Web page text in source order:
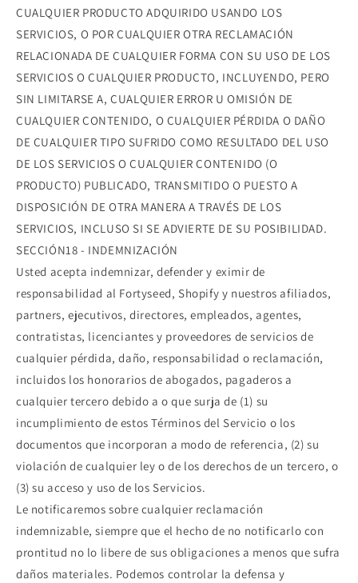
CUALQUIER PRODUCTO ADQUIRIDO USANDO LOS
SERVICIOS, O POR CUALQUIER OTRA RECLAMACIÓN
RELACIONADA DE CUALQUIER FORMA CON SU USO DE LOS
SERVICIOS O CUALQUIER PRODUCTO, INCLUYENDO, PERO
SIN LIMITARSE A, CUALQUIER ERROR U OMISIÓN DE
CUALQUIER CONTENIDO, O CUALQUIER PÉRDIDA O DAÑO
DE CUALQUIER TIPO SUFRIDO COMO RESULTADO DEL USO
DE LOS SERVICIOS O CUALQUIER CONTENIDO (O
PRODUCTO) PUBLICADO, TRANSMITIDO O PUESTO A
DISPOSICIÓN DE OTRA MANERA A TRAVÉS DE LOS
SERVICIOS, INCLUSO SI SE ADVIERTE DE SU POSIBILIDAD.
SECCIÓN18 - INDEMNIZACIÓN
Usted acepta indemnizar, defender y eximir de
responsabilidad al Fortyseed, Shopify y nuestros afiliados,
partners, ejecutivos, directores, empleados, agentes,
contratistas, licenciantes y proveedores de servicios de
cualquier pérdida, daño, responsabilidad o reclamación,
incluidos los honorarios de abogados, pagaderos a
cualquier tercero debido a o que surja de (1) su
incumplimiento de estos Términos del Servicio o los
documentos que incorporan a modo de referencia, (2) su
violación de cualquier ley o de los derechos de un tercero, o
(3) su acceso y uso de los Servicios.
Le notificaremos sobre cualquier reclamación
indemnizable, siempre que el hecho de no notificarlo con
prontitud no lo libere de sus obligaciones a menos que sufra
daños materiales. Podemos controlar la defensa y